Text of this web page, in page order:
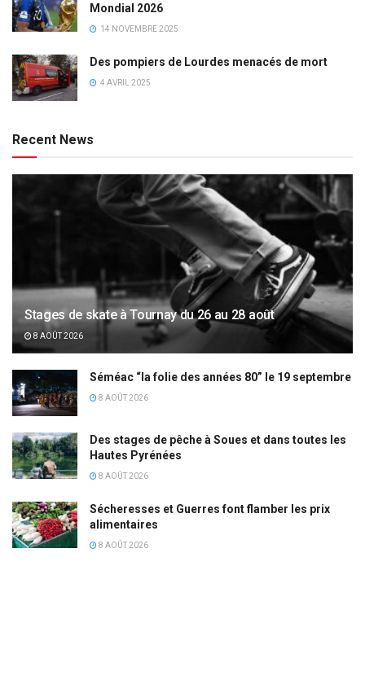
Mondial 2026
14 NOVEMBRE 2025
Des pompiers de Lourdes menacés de mort
4 AVRIL 2025
Recent News
Stages de skate à Tournay du 26 au 28 août
8 AOÛT 2026
Séméac “la folie des années 80” le 19 septembre
8 AOÛT 2026
Des stages de pêche à Soues et dans toutes les
Hautes Pyrénées
8 AOÛT 2026
Sécheresses et Guerres font flamber les prix
alimentaires
8 AOÛT 2026